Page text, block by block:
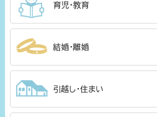
育児・教育
結婚・離婚
引越し・住まい